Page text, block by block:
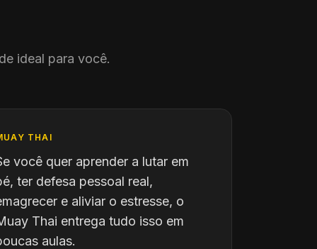
ideal para você.
THAI
você quer aprender a lutar em
ter defesa pessoal real,
e aliviar o estresse, o
Thai entrega tudo isso em
aulas.